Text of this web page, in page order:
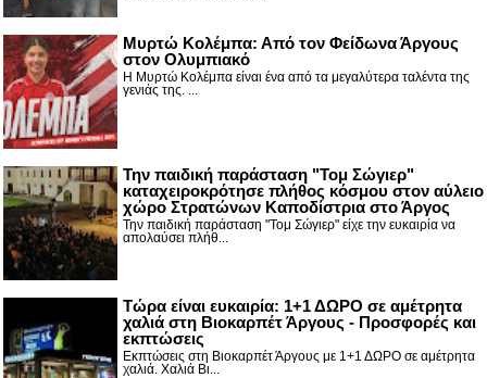
Μυρτώ Κολέμπα: Από τον Φείδωνα Άργους
στον Ολυμπιακό
Η Μυρτώ Κολέμπα είναι ένα από τα μεγαλύτερα ταλέντα της
γενιάς της. ...
Την παιδική παράσταση "Τομ Σώγιερ"
καταχειροκρότησε πλήθος κόσμου στον αύλειο
χώρο Στρατώνων Καποδίστρια στο Άργος
Την παιδική παράσταση "Τομ Σώγιερ" είχε την ευκαιρία να
απολαύσει πλήθ...
Τώρα είναι ευκαιρία: 1+1 ΔΩΡΟ σε αμέτρητα
χαλιά στη Βιοκαρπέτ Άργους - Προσφορές και
εκπτώσεις
Εκπτώσεις στη Βιοκαρπέτ Άργους με 1+1 ΔΩΡΟ σε αμέτρητα
χαλιά. Χαλιά Βι...